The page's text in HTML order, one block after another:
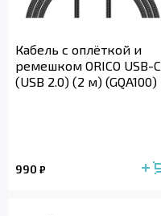
Кабель с оплёткой и
ремешком ORICO USB-C
(USB 2.0) (2 м) (GQA100)
990 ₽